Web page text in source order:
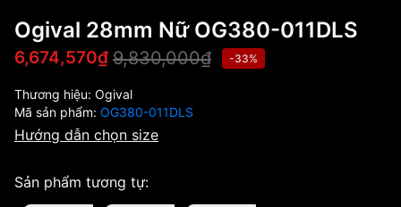
Ogival 28mm Nữ OG380-011DLS
6,674,570₫ 9,830,000₫ -33%
Thương hiệu: Ogival
Mã sản phẩm: OG380-011DLS
Hướng dẫn chọn size
Sản phẩm tương tự: